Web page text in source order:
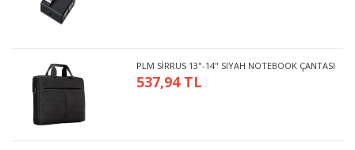
PLM SİRRUS 13"-14" SIYAH NOTEBOOK ÇANTASI
537,94 TL